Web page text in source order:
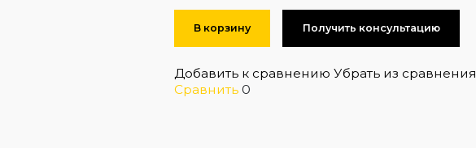
В корзину Получить консультацию
Добавить к сравнению Убрать из сравнения
Сравнить 0